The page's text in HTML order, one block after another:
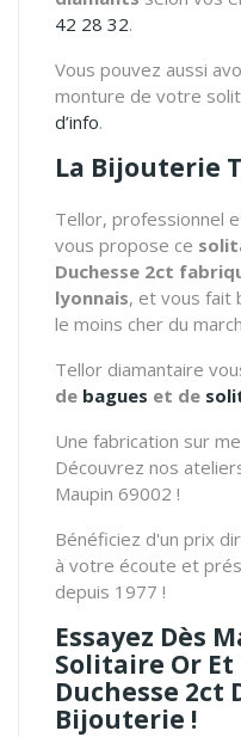
42 28 32.
Vous pouvez aussi
monture de votre
d’info.
La Bijouterie
Tellor, professionnel
vous propose ce
Duchesse 2ct
lyonnais, et vous fait
le moins cher du
Tellor diamantaire
de bagues et de
Une fabrication sur
Découvrez nos
Maupin 69002 !
Bénéficiez d'un prix
à votre écoute et
depuis 1977 !
Essayez Dès
Solitaire Or
Duchesse 2ct
Bijouterie !